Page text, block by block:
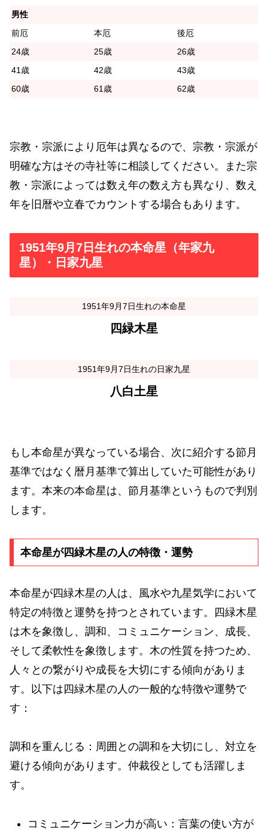
男性
前厄
本厄
後厄
24歳
25歳
26歳
41歳
42歳
43歳
60歳
61歳 62歳
宗教・宗派により厄年は異なるので、宗教・宗派が
明確な方はその寺社等に相談してください。また宗
教・宗派によっては数え年の数え方も異なり、数え
年を旧暦や立春でカウントする場合もあります。
1951年9月7日生れの本命星（年家九
星）・日家九星
1951年9月7日生れの本命星
四緑木星
1951年9月7日生れの日家九星
八白土星
もし本命星が異なっている場合、次に紹介する節月
基準ではなく暦月基準で算出していた可能性があり
ます。本来の本命星は、節月基準というもので判別
します。
本命星が四緑木星の人の特徴・運勢
本命星が四緑木星の人は、風水や九星気学において
特定の特徴と運勢を持つとされています。四緑木星
は木を象徴し、調和、コミュニケーション、成長、
そして柔軟性を象徴します。木の性質を持つため、
人々との繋がりや成長を大切にする傾向がありま
す。以下は四緑木星の人の一般的な特徴や運勢で
す：
調和を重んじる：周囲との調和を大切にし、対立を
避ける傾向があります。仲裁役としても活躍しま
す。
コミュニケーション力が高い：言葉の使い方が